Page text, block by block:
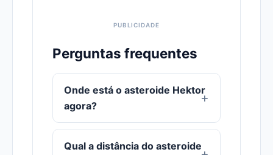
Perguntas frequentes
Onde está o asteroide Hektor
agora?
Qual a distância do asteroide